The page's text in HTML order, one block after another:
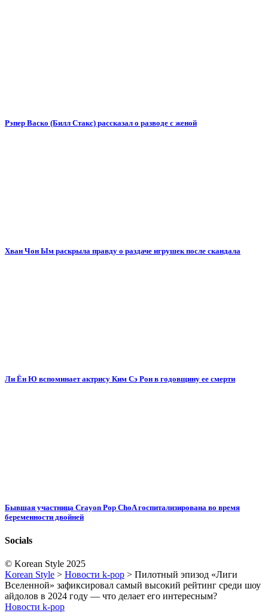
Рэпер Васко (Билл Стакс) рассказал о разводе с женой
Хван Чон Ым раскрыла правду о раздаче игрушек после скандала
Ли Ён Ю вспоминает актрису Ким Сэ Рон в годовщину ее смерти
Бывшая участница Crayon Pop ChoA госпитализирована во время
беременности двойней
Socials
© Korean Style 2025
Korean Style > Новости k-pop > Пилотный эпизод «Лиги
Вселенной» зафиксировал самый высокий рейтинг среди шоу
айдолов в 2024 году — что делает его интересным?
Новости k-pop